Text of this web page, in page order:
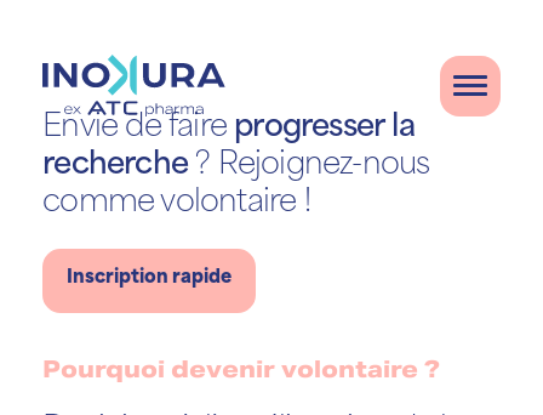
Envie de faire progresser la
recherche ? Rejoignez-nous
comme volontaire !
Inscription rapide
Pourquoi devenir volontaire ?